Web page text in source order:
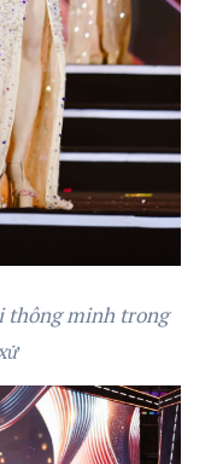
thông minh trong